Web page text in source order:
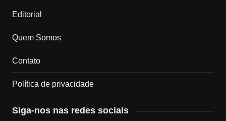
Editorial
Quem Somos
Contato
Política de privacidade
Siga-nos nas redes sociais